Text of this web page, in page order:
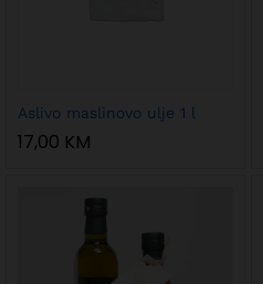
Aslivo maslinovo ulje 1 l
17,00 KM